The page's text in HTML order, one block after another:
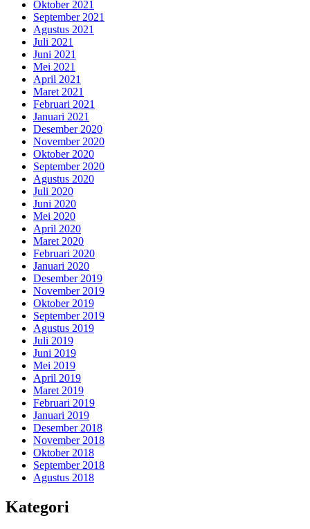
Oktober 2021
September 2021
Agustus 2021
Juli 2021
Juni 2021
Mei 2021
April 2021
Maret 2021
Februari 2021
Januari 2021
Desember 2020
November 2020
Oktober 2020
September 2020
Agustus 2020
Juli 2020
Juni 2020
Mei 2020
April 2020
Maret 2020
Februari 2020
Januari 2020
Desember 2019
November 2019
Oktober 2019
September 2019
Agustus 2019
Juli 2019
Juni 2019
Mei 2019
April 2019
Maret 2019
Februari 2019
Januari 2019
Desember 2018
November 2018
Oktober 2018
September 2018
Agustus 2018
Kategori